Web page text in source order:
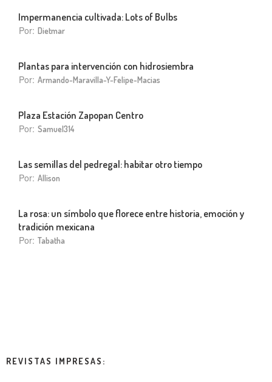
Impermanencia cultivada: Lots of Bulbs
Por: Dietmar
Plantas para intervención con hidrosiembra
Por: Armando-Maravilla-Y-Felipe-Macias
Plaza Estación Zapopan Centro
Por: Samuel314
Las semillas del pedregal: habitar otro tiempo
Por: Allison
La rosa: un símbolo que florece entre historia, emoción y
tradición mexicana
Por: Tabatha
REVISTAS IMPRESAS: